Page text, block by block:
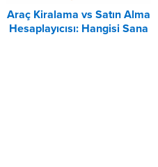
Araç Kiralama vs Satın Alma
Hesaplayıcısı: Hangisi Sana